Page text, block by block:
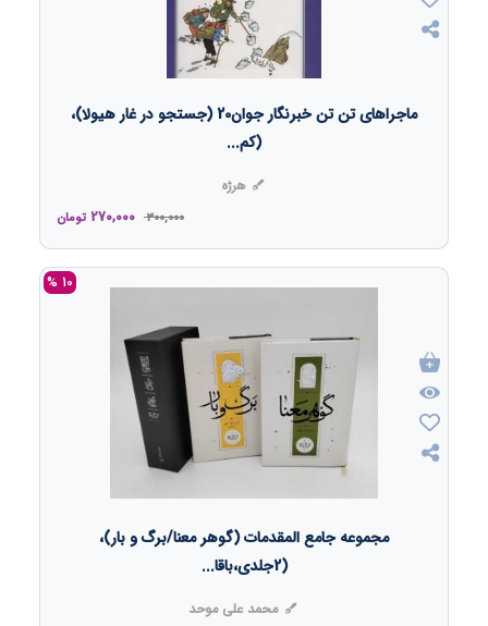
ماجراهای تن تن خبرنگار جوان20 (جستجو در غار هیولا)،
(کم...
هرژه
300,000
270,000 تومان
10 %
مجموعه جامع المقدمات (گوهر معنا/برگ و بار)،
(2جلدی،باقا...
محمد علی موحد